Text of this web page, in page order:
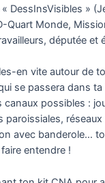
DessInsVisibles »
Quart Monde,
députée et
en vite autour de
se passera dans
canaux possibles :
paroissiales,
avec banderole…
entendre !